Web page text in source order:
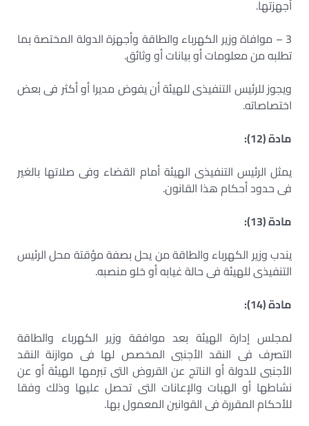
أجهزتها.
3 – موافاة وزير الكهرباء والطاقة وأجهزة الدولة المختصة بما
تطلبه من معلومات أو بيانات أو وثائق.
ويجوز للرئيس التنفيذى للهيئة أن يفوض مديرا أو أكثر فى بعض
اختصاصاته.
مادة (12):
يمثل الرئيس التنفيذى الهيئة أمام القضاء وفى صلاتها بالغير
فى حدود أحكام هذا القانون.
مادة (13):
يندب وزير الكهرباء والطاقة من يحل بصفة مؤقتة محل الرئيس
التنفيذى للهيئة فى حالة غيابه أو خلو منصبه.
مادة (14):
لمجلس إدارة الهيئة بعد موافقة وزير الكهرباء والطاقة
التصرف فى النقد الأجنبى المخصص لها فى موازنة النقد
الأجنبى للدولة أو الناتج عن القروض التى تبرمها الهيئة أو عن
نشاطها أو الهبات والإعانات التى تحصل عليها وذلك وفقا
للأحكام المقررة فى القوانين المعمول بها.